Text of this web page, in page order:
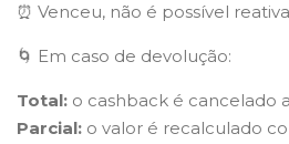
⏰ Venceu, não é possível
🌀 Em caso de devolução:
Total: o cashback é cancelado
Parcial: o valor é recalculado